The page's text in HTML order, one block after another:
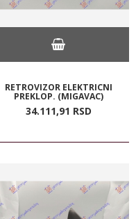
RETROVIZOR ELEKTRICNI
PREKLOP. (MIGAVAC)
34.111,91 RSD